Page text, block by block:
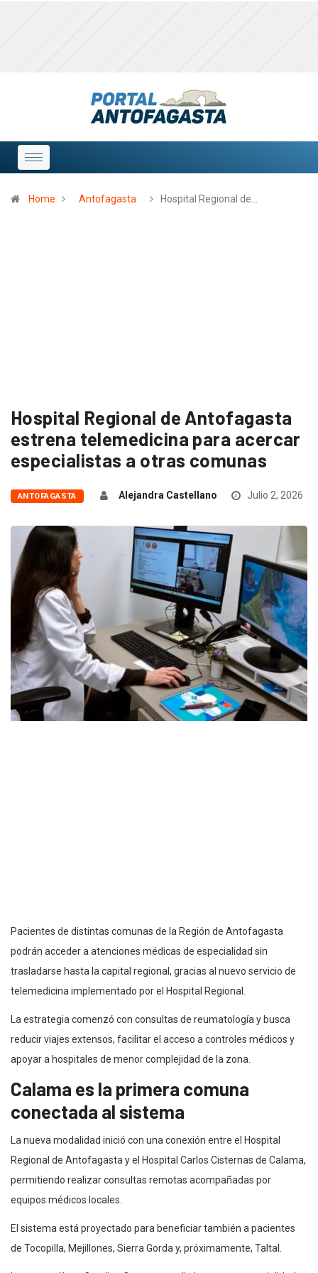
Home Antofagasta Hospital Regional de…
Hospital Regional de Antofagasta
estrena telemedicina para acercar
especialistas a otras comunas
ANTOFAGASTA Alejandra Castellano Julio 2, 2026
Pacientes de distintas comunas de la Región de Antofagasta
podrán acceder a atenciones médicas de especialidad sin
trasladarse hasta la capital regional, gracias al nuevo servicio de
telemedicina implementado por el Hospital Regional.
La estrategia comenzó con consultas de reumatología y busca
reducir viajes extensos, facilitar el acceso a controles médicos y
apoyar a hospitales de menor complejidad de la zona.
Calama es la primera comuna
conectada al sistema
La nueva modalidad inició con una conexión entre el Hospital
Regional de Antofagasta y el Hospital Carlos Cisternas de Calama,
permitiendo realizar consultas remotas acompañadas por
equipos médicos locales.
El sistema está proyectado para beneficiar también a pacientes
de Tocopilla, Mejillones, Sierra Gorda y, próximamente, Taltal.